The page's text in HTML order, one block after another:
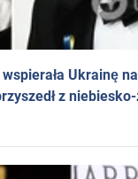
Ukrainę
z